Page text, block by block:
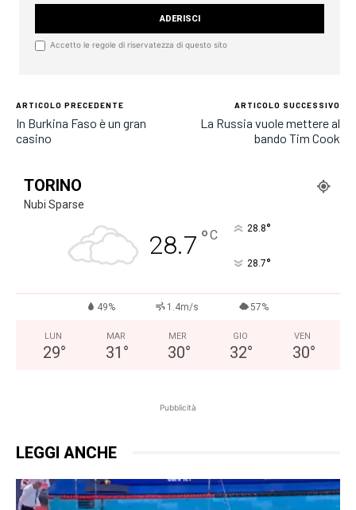
Accetto le regole di riservatezza di questo sito
ARTICOLO PRECEDENTE
In Burkina Faso è un gran
casino
ARTICOLO SUCCESSIVO
La Russia vuole mettere al
bando Tim Cook
TORINO
Nubi Sparse
28.7 °C 28.8°
28.7°
49% 1.4m/s 57%
LUN
29°
MAR
31 °
MER
30°
GIO
32°
VEN
30°
Pubblicità
LEGGI ANCHE